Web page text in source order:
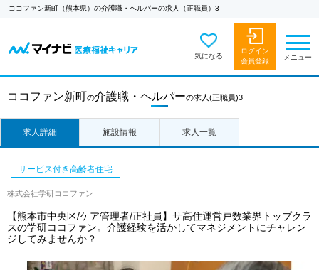
ココファン新町（熊本県）の介護職・ヘルパーの求人（正職員）3
気になる
ログイン
会員登録
メニュー
ココファン新町の介護職・ヘルパーの求人 (正職員)3
求人詳細 施設情報 求人一覧
サービス付き高齢者住宅
株式会社学研ココファン
【熊本市中央区/ケア管理者/正社員】サ高住運営戸数業界トップクラ
スの学研ココファン。介護経験を活かしてマネジメントにチャレン
ジしてみませんか？